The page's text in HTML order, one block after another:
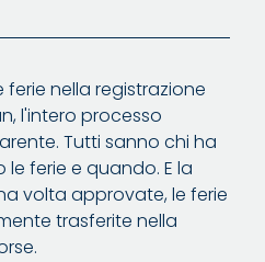
nella registrazione
l'intero processo
Tutti sanno chi ha
ferie e quando. E la
volta approvate, le ferie
trasferite nella